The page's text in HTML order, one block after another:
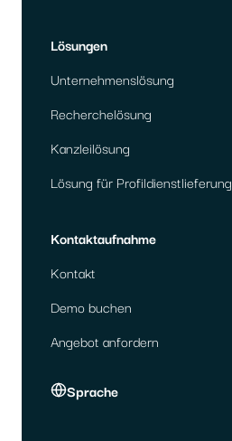
Lösungen
Unternehmenslösung
Recherchelösung
Kanzleilösung
Lösung für Profildienstlieferung
Kontaktaufnahme
Kontakt
Demo buchen
Angebot anfordern
Sprache